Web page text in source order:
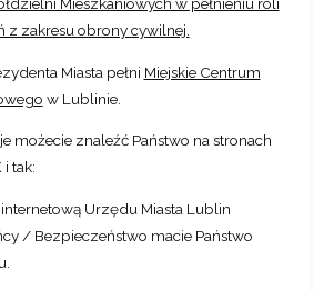
z zakresu obrony cywilnej.
Miasta pełni Miejskie Centrum
w Lublinie.
możecie znaleźć Państwo na stronach
tak:
Urzędu Miasta Lublin
/ Bezpieczeństwo macie Państwo